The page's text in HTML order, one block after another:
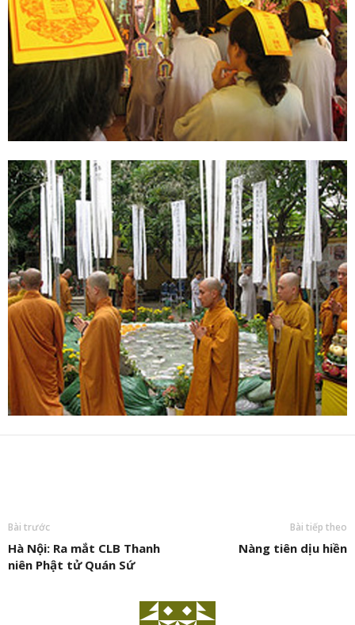
Bài trước
Hà Nội: Ra mắt CLB Thanh
niên Phật tử Quán Sứ
Bài tiếp theo
Nàng tiên dịu hiền